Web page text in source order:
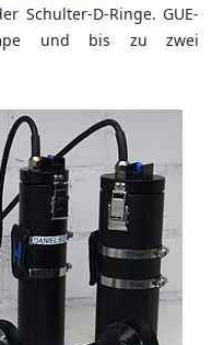
Schulter-D-Ringe. GUE-
und bis zu zwei